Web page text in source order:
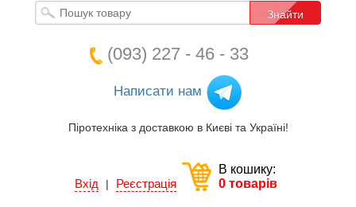
Знайти
(093) 227 - 46 - 33
Написати нам
Піротехніка з доставкою в Києві та Україні!
Вхід | Реєстрація
В кошику:
0 товарів